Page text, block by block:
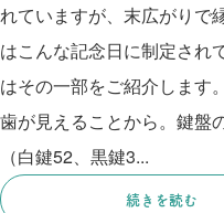
れていますが、末広がりで
はこんな記念日に制定され
はその一部をご紹介します
歯が見えることから。鍵盤
（白鍵52、黒鍵3...
続きを読む